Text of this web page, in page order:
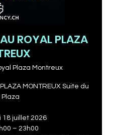
ROYAL PLAZA
Plaza Montreux
MONTREUX Suite du
Plaza
18 juillet 2026
– 23h00